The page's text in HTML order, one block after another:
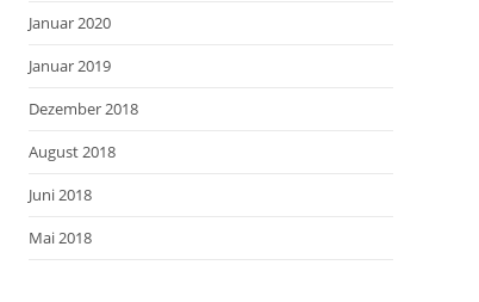
Januar 2020
Januar 2019
Dezember 2018
August 2018
Juni 2018
Mai 2018